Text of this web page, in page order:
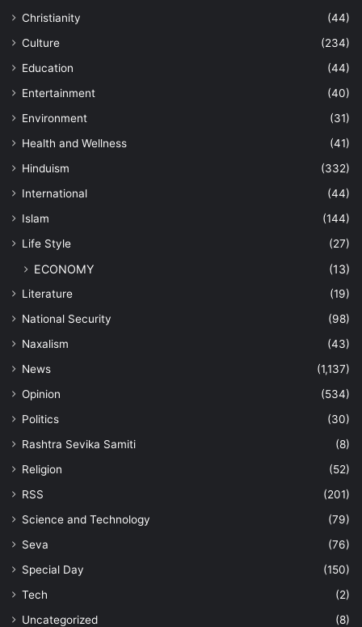
Christianity
(44)
Culture
(234)
Education
(44)
Entertainment
(40)
Environment
(31)
Health and Wellness
(41)
Hinduism
(332)
International
(44)
Islam
(144)
Life Style
(27)
ECONOMY (13)
Literature
(19)
National Security
(98)
Naxalism
(43)
News
(1,137)
Opinion
(534)
Politics
(30)
Rashtra Sevika Samiti
(8)
Religion
(52)
RSS
(201)
Science and Technology
(79)
Seva
(76)
Special Day
(150)
Tech
(2)
Uncategorized
(8)